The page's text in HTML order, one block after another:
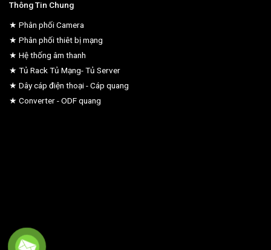
Thông Tin Chung
★ Phân phối Camera
★ Phân phối thiêt bị mạng
★ Hệ thống âm thanh
★ Tủ Rack Tủ Mạng- Tủ Server
★ Dây cáp điện thoại - Cáp quang
★ Converter - ODF quang